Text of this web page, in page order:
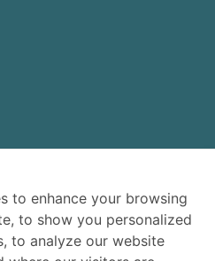
to enhance your browsing
to show you personalized
to analyze our website